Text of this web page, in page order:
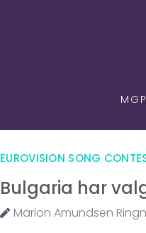
MGP
EUROVISION SONG
Bulgaria har
Marion Amundsen